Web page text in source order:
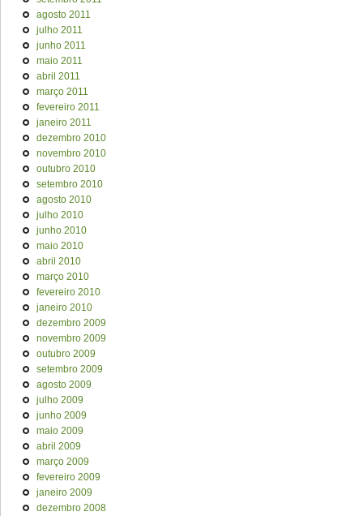
agosto 2011
julho 2011
junho 2011
maio 2011
abril 2011
março 2011
fevereiro 2011
janeiro 2011
dezembro 2010
novembro 2010
outubro 2010
setembro 2010
agosto 2010
julho 2010
junho 2010
maio 2010
abril 2010
março 2010
fevereiro 2010
janeiro 2010
dezembro 2009
novembro 2009
outubro 2009
setembro 2009
agosto 2009
julho 2009
junho 2009
maio 2009
abril 2009
março 2009
fevereiro 2009
janeiro 2009
dezembro 2008